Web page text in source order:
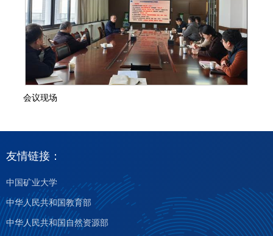
会议现场
友情链接：
中国矿业大学
中华人民共和国教育部
中华人民共和国自然资源部